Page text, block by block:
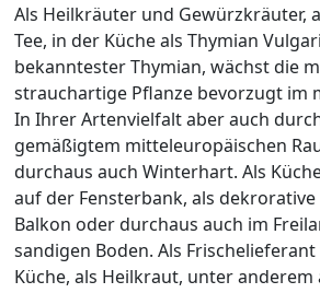
Als Heilkräuter und Gewürzkräuter,
Tee, in der Küche als Thymian
bekanntester Thymian, wächst die
strauchartige Pflanze bevorzugt im
In Ihrer Artenvielfalt aber auch
gemäßigtem mitteleuropäischen
durchaus auch Winterhart. Als
auf der Fensterbank, als
Balkon oder durchaus auch im
sandigen Boden. Als
Küche, als Heilkraut, unter